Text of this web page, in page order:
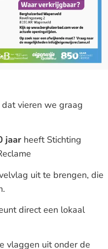
dat vieren we graag
jaar heeft Stichting
uit te brengen, die
direct een lokaal
vlaggen uit onder de